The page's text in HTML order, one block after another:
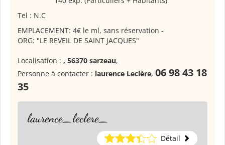
Tel : N.C
EMPLACEMENT: 4€ le ml, sans réservation -
ORG: "LE REVEIL DE SAINT JACQUES"
Localisation : , 56370 sarzeau,
Personne à contacter : laurence Leclère, 06 98 43 18
35
laurence_leclere_
Détail